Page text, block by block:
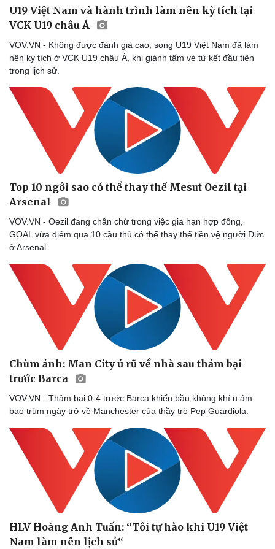
U19 Việt Nam và hành trình làm nên kỳ tích tại
VCK U19 châu Á
VOV.VN - Không được đánh giá cao, song U19 Việt Nam đã làm
nên kỳ tích ở VCK U19 châu Á, khi giành tấm vé tứ kết đầu tiên
trong lịch sử.
Top 10 ngôi sao có thể thay thế Mesut Oezil tại
Arsenal
VOV.VN - Oezil đang chần chừ trong việc gia hạn hợp đồng,
GOAL vừa điểm qua 10 cầu thủ có thể thay thế tiền vệ người Đức
ở Arsenal.
Chùm ảnh: Man City ủ rũ về nhà sau thảm bại
trước Barca
VOV.VN - Thảm bại 0-4 trước Barca khiến bầu không khí u ám
bao trùm ngày trở về Manchester của thầy trò Pep Guardiola.
HLV Hoàng Anh Tuấn: “Tôi tự hào khi U19 Việt
Nam làm nên lịch sử“